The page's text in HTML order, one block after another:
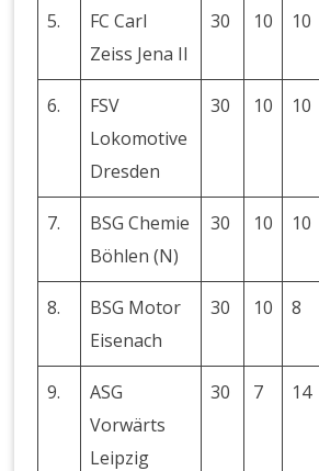
5.
FC Carl
Zeiss Jena II
30 10 10
6.
FSV
Lokomotive
Dresden
30 10 10
7.
BSG Chemie
Böhlen (N)
30 10 10
8.
BSG Motor
Eisenach
30 10 8
9.
ASG
Vorwärts
Leipzig
30 7 14